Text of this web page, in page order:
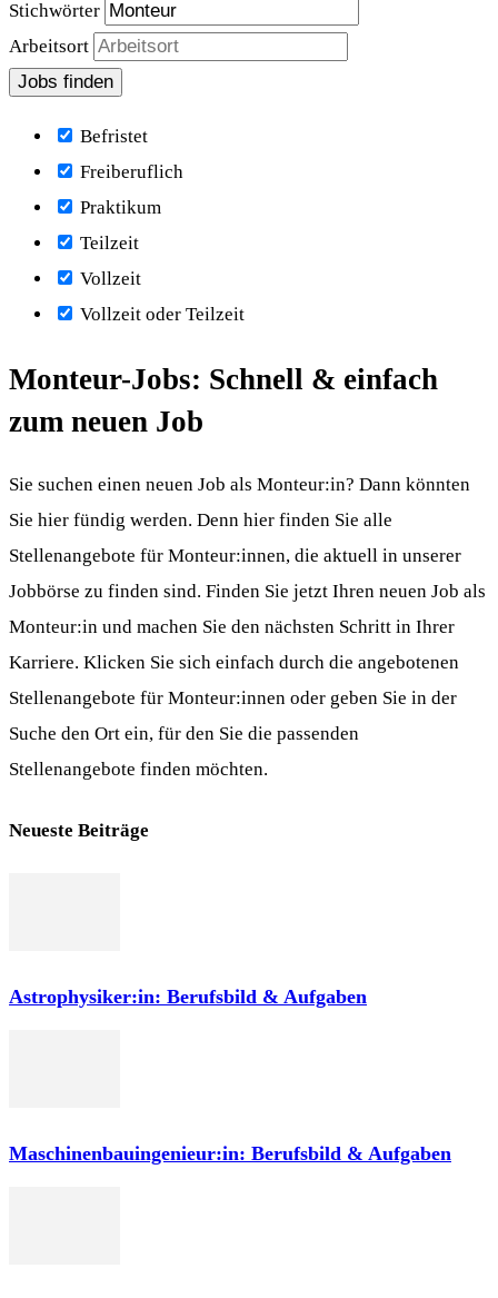
Stichwörter
Arbeitsort
Befristet
Freiberuflich
Praktikum
Teilzeit
Vollzeit
Vollzeit oder Teilzeit
Monteur-Jobs: Schnell & einfach
zum neuen Job
Sie suchen einen neuen Job als Monteur:in? Dann könnten
Sie hier fündig werden. Denn hier finden Sie alle
Stellenangebote für Monteur:innen, die aktuell in unserer
Jobbörse zu finden sind. Finden Sie jetzt Ihren neuen Job als
Monteur:in und machen Sie den nächsten Schritt in Ihrer
Karriere. Klicken Sie sich einfach durch die angebotenen
Stellenangebote für Monteur:innen oder geben Sie in der
Suche den Ort ein, für den Sie die passenden
Stellenangebote finden möchten.
Neueste Beiträge
Astrophysiker:in: Berufsbild & Aufgaben
Maschinenbauingenieur:in: Berufsbild & Aufgaben